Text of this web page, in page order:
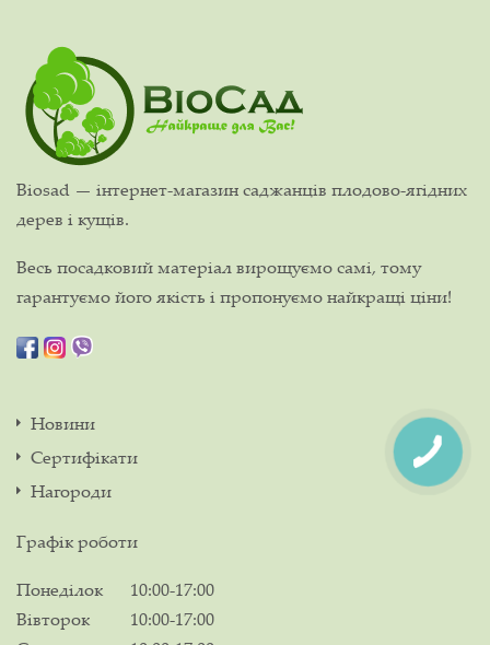
Biosad — інтернет-магазин саджанців плодово-ягідних
дерев і кущів.
Весь посадковий матеріал вирощуємо самі, тому
гарантуємо його якість і пропонуємо найкращі ціни!
Новини
Сертифікати
Нагороди
Графік роботи
Понеділок
10:00-17:00
Вівторок
10:00-17:00